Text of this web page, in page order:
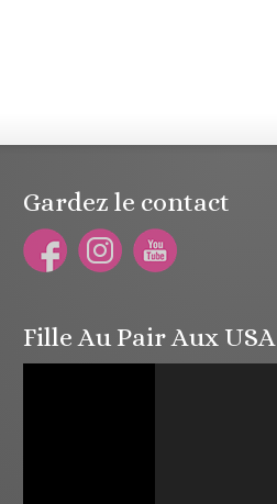
Gardez le contact
Fille Au Pair Aux USA